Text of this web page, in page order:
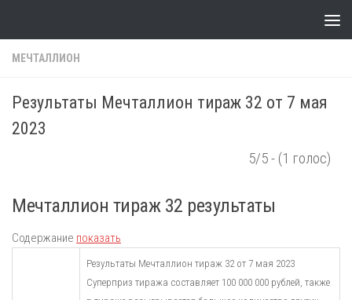
МЕЧТАЛЛИОН
Результаты Мечталлион тираж 32 от 7 мая
2023
5/5 - (1 голос)
Мечталлион тираж 32 результаты
Содержание показать
Результаты Мечталлион тираж 32 от 7 мая 2023
Суперприз тиража составляет 100 000 000 рублей, также